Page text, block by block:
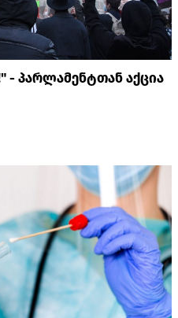
- პარლამენტთან აქცია